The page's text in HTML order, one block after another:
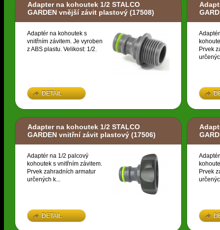
Adapter na kohoutek 1/2 STALCO
GARDEN vnější závit plastový (17508)
Adaptér na kohoutek s
vnitřním závitem. Je vyroben
z ABS plastu. Velikost: 1/2.
DETAIL
Prvek
Adapter na kohoutek 1/2 STALCO
GARDEN vnitřní závit plastový (17506)
Adaptér na 1/2 palcový
kohoutek s vnitřním závitem.
Prvek zahradních armatur
určených k...
DETAIL
Prvek